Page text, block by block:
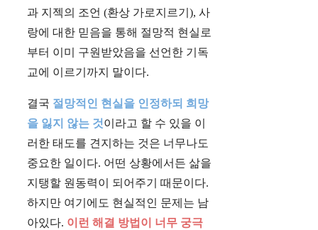
과 지젝의 조언 (환상 가로지르기), 사
랑에 대한 믿음을 통해 절망적 현실로
부터 이미 구원받았음을 선언한 기독
교에 이르기까지 말이다.
결국 절망적인 현실을 인정하되 희망
을 잃지 않는 것이라고 할 수 있을 이
러한 태도를 견지하는 것은 너무나도
중요한 일이다. 어떤 상황에서든 삶을
지탱할 원동력이 되어주기 때문이다.
하지만 여기에도 현실적인 문제는 남
아있다. 이런 해결 방법이 너무 궁극